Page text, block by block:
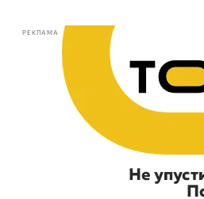
РЕКЛАМА